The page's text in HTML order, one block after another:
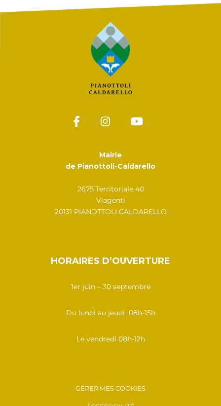
Mairie
de Pianottoli-Caldarello
2675 Territoriale 40
Viagenti
20131 PIANOTTOLI CALDARELLO
HORAIRES D’OUVERTURE
1er juin – 30 septembre
Du lundi au jeudi 08h-15h
Le vendredi 08h-12h
GÉRER MES COOKIES